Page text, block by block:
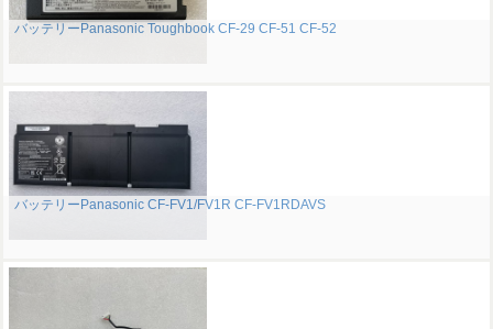
バッテリーPanasonic Toughbook CF-29 CF-51 CF-52
バッテリーPanasonic CF-FV1/FV1R CF-FV1RDAVS